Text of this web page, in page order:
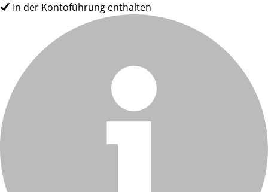
In der Kontoführung enthalten